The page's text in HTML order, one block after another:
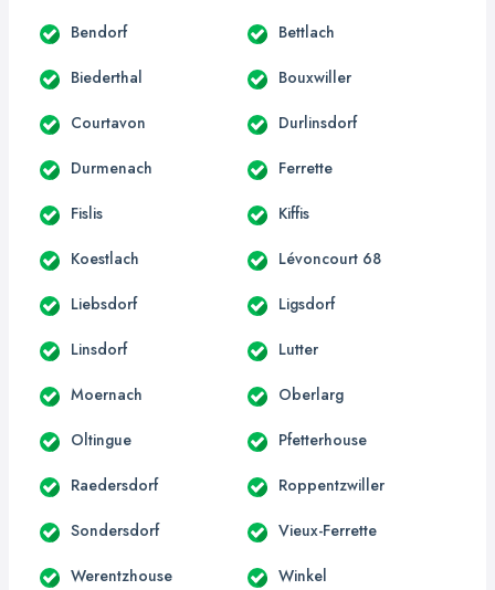
Bendorf Bettlach
Biederthal Bouxwiller
Courtavon Durlinsdorf
Durmenach Ferrette
Fislis Kiffis
Koestlach Lévoncourt 68
Liebsdorf Ligsdorf
Linsdorf Lutter
Moernach Oberlarg
Oltingue Pfetterhouse
Raedersdorf Roppentzwiller
Sondersdorf Vieux-Ferrette
Werentzhouse Winkel